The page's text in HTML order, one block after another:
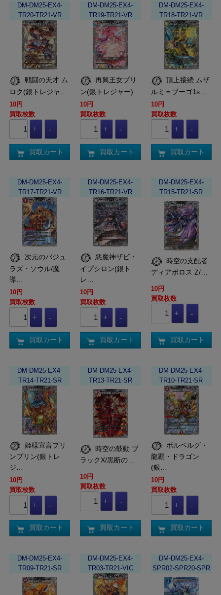
DM-DM25-EX4-
TR20-TR21-VR
ロク(銀トレジャ…
10円
買取枚数
買取カート
DM-DM25-EX4-
TR19-TR21-VR
再興王女プリ
ン(銀トレジャー)
10円
買取枚数
買取カート
DM-DM25-EX4-
TR18-TR21-VR
ルミ＝ブーゴ1s…
10円
買取枚数
買取カート
DM-DM25-EX4-
TR17-TR21-VR
ラズ・ソウル/魔
導…
10円
買取枚数
買取カート
DM-DM25-EX4-
TR16-TR21-VR
悪魔神ザビ・
イプシロン(銀ト
レ…
10円
買取枚数
買取カート
DM-DM25-EX4-
TR15-TR21-SR
ディアボロス Z/…
10円
買取枚数
買取カート
DM-DM25-EX4-
TR14-TR21-SR
ンプリン(銀トレ
ジ…
10円
買取枚数
買取カート
DM-DM25-EX4-
TR13-TR21-SR
ラックX/黒断の…
10円
買取枚数
買取カート
DM-DM25-EX4-
TR10-TR21-SR
龍覇・ドラゴン
(銀…
10円
買取枚数
買取カート
DM-DM25-EX4-
TR09-TR21-SR
DM-DM25-EX4-
TR03-TR21-VIC
DM-DM25-EX4-
SPR02-SPR20-SPR